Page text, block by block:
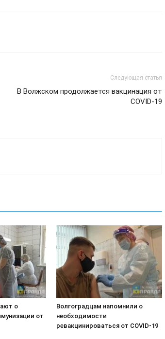
Следующая статья
В Волжском продолжается вакцинация от
COVID-19
о
от
Волгоградцам напомнили о
необходимости
ревакцинироваться от COVID-19